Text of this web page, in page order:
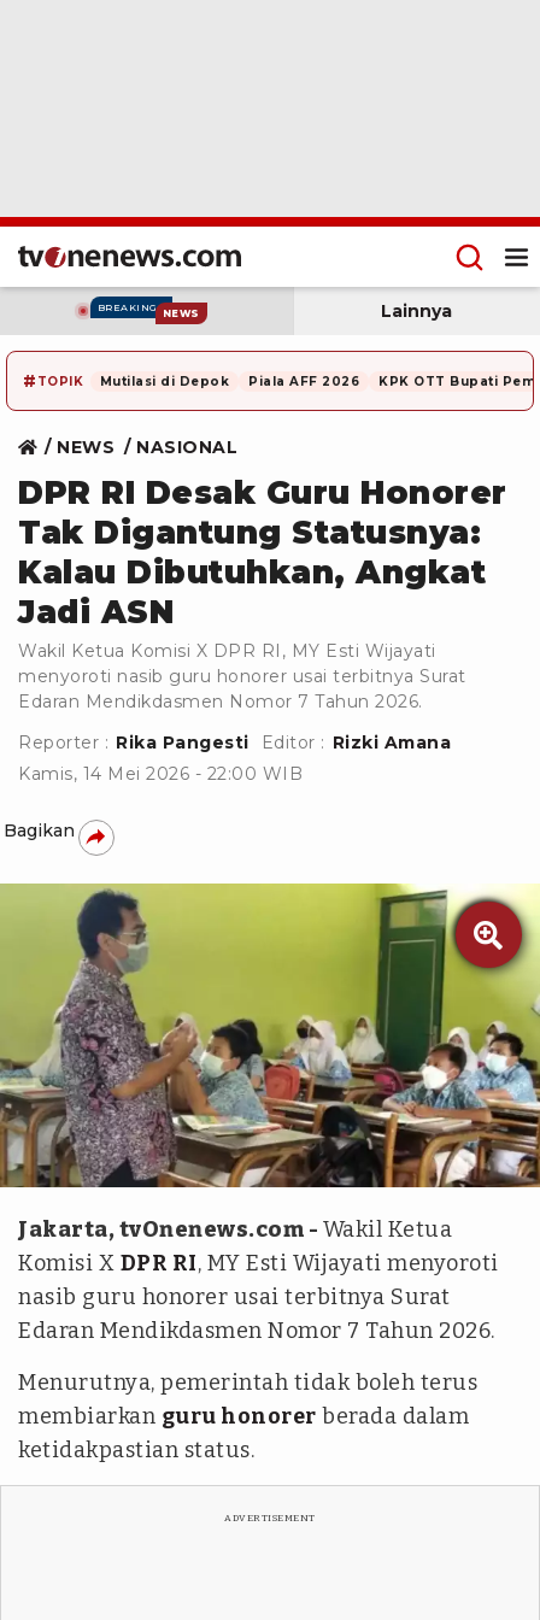
BREAKING NEWS Lainnya
# TOPIK Mutilasi di Depok Piala AFF 2026 KPK OTT Bupati
NEWS NASIONAL
DPR RI Desak Guru Honorer
Tak Digantung Statusnya:
Kalau Dibutuhkan, Angkat
Jadi ASN
Wakil Ketua Komisi X DPR RI, MY Esti Wijayati
menyoroti nasib guru honorer usai terbitnya Surat
Edaran Mendikdasmen Nomor 7 Tahun 2026.
Reporter : Rika Pangesti Editor : Rizki Amana
Kamis, 14 Mei 2026 - 22:00 WIB
Bagikan

istimewa - Antara
Jakarta, tvOnenews.com - Wakil Ketua
Komisi X DPR RI, MY Esti Wijayati menyoroti
nasib guru honorer usai terbitnya Surat
Edaran Mendikdasmen Nomor 7 Tahun 2026.
Menurutnya, pemerintah tidak boleh terus
membiarkan guru honorer berada dalam
ketidakpastian status.
ADVERTISEMENT